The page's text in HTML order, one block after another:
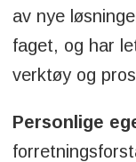
av nye
faget, og har
verktøy og
Personlige